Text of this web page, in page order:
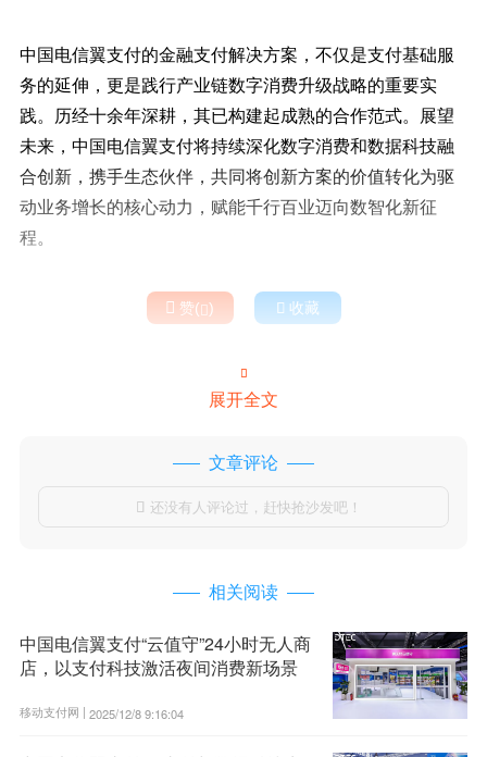
中国电信翼支付的金融支付解决方案，不仅是支付基础服
务的延伸，更是践行产业链数字消费升级战略的重要实
践。历经十余年深耕，其已构建起成熟的合作范式。展望
未来，中国电信翼支付将持续深化数字消费和数据科技融
合创新，携手生态伙伴，共同将创新方案的价值转化为驱
动业务增长的核心动力，赋能千行百业迈向数智化新征
程。
 赞()  收藏

展开全文
文章评论
 还没有人评论过，赶快抢沙发吧！
相关阅读
中国电信翼支付“云值守”24小时无人商
店，以支付科技激活夜间消费新场景
移动支付网 | 2025/12/8 9:16:04